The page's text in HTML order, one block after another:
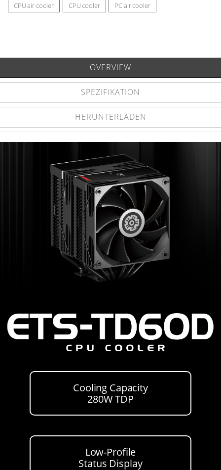
CPU air cooler CPU cooler PC air cooler
OVERVIEW
SPEZIFIKATION
HERUNTERLADEN
Cooling Capacity
280W TDP
Low-Profile
Status Display